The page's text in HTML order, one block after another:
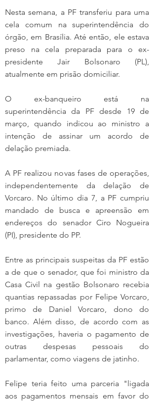
Nesta semana, a PF transferiu para uma
cela comum na superintendência do
órgão, em Brasília. Até então, ele estava
preso na cela preparada para o ex-
presidente Jair Bolsonaro (PL),
atualmente em prisão domiciliar.
O ex-banqueiro está na
superintendência da PF desde 19 de
março, quando indicou ao ministro a
intenção de assinar um acordo de
delação premiada.
A PF realizou novas fases de operações,
independentemente da delação de
Vorcaro. No último dia 7, a PF cumpriu
mandado de busca e apreensão em
endereços do senador Ciro Nogueira
(PI), presidente do PP.
Entre as principais suspeitas da PF estão
a de que o senador, que foi ministro da
Casa Civil na gestão Bolsonaro recebia
quantias repassadas por Felipe Vorcaro,
primo de Daniel Vorcaro, dono do
banco. Além disso, de acordo com as
investigações, haveria o pagamento de
outras despesas pessoais do
parlamentar, como viagens de jatinho.
Felipe teria feito uma parceria "ligada
aos pagamentos mensais em favor do